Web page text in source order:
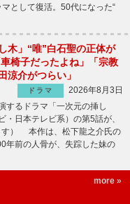
として復活。50代になった“
木」“唯”白石聖の正体が
椅子だったよね」「宗教
涼介がつらい」
ドラマ
2026年8月3日
するドラマ「一次元の挿し
・日本テレビ系）の第5話が、
す） 本作は、松下龍之介氏の
年前の人骨が、失踪した妹の
more »